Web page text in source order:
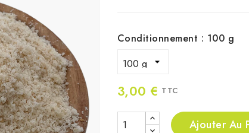
Conditionnement : 100 g
3,00 € TTC
Ajouter Au